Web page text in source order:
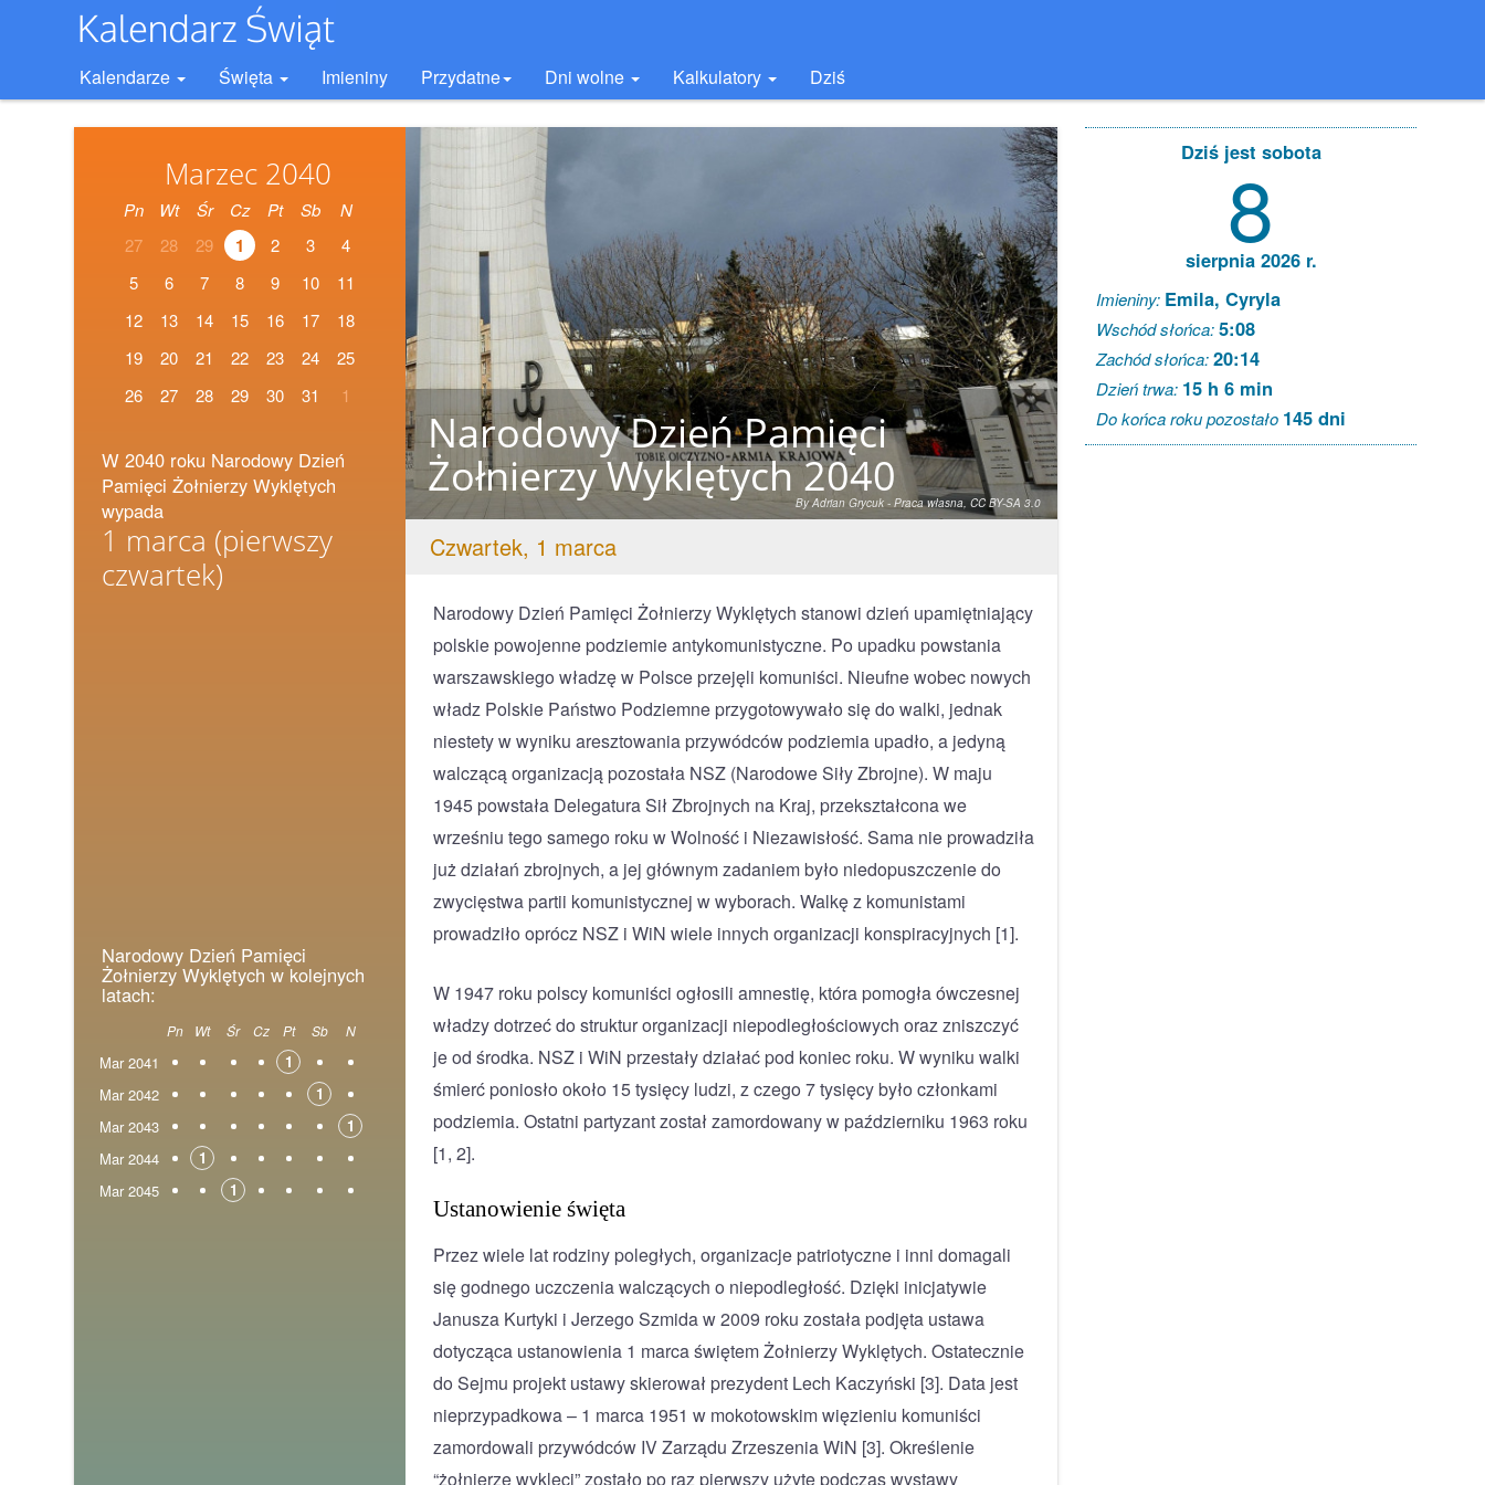
Kalendarze Święta Imieniny Przydatne Dni wolne Kalkulatory Dziś
Marzec 2040
Pn Wt Śr Cz Pt Sb
N
27
28 29 1 2 3
4
5
6 7 8 9 10
11
12
13 14 15 16 17
18
19
20 21 22 23 24
25
26
27 28 29 30 31 1
W 2040 roku Narodowy Dzień
Pamięci Żołnierzy Wyklętych
wypada
1 marca (pierwszy
czwartek)
Narodowy Dzień Pamięci
Żołnierzy Wyklętych w kolejnych
latach:
Pn Wt Śr Cz Pt Sb N
Mar 2041
1
Mar 2042
1
Mar 2043
1
Mar 2044
1
Mar 2045
1
Narodowy Dzień Pamięci
Żołnierzy Wyklętych 2040
Czwartek, 1 marca
By Adrian Grycuk - Praca własna, CC BY-SA 3.0
Narodowy Dzień Pamięci Żołnierzy Wyklętych stanowi dzień upamiętniający
polskie powojenne podziemie antykomunistyczne. Po upadku powstania
warszawskiego władzę w Polsce przejęli komuniści. Nieufne wobec nowych
władz Polskie Państwo Podziemne przygotowywało się do walki, jednak
niestety w wyniku aresztowania przywódców podziemia upadło, a jedyną
walczącą organizacją pozostała NSZ (Narodowe Siły Zbrojne). W maju
1945 powstała Delegatura Sił Zbrojnych na Kraj, przekształcona we
wrześniu tego samego roku w Wolność i Niezawisłość. Sama nie prowadziła
już działań zbrojnych, a jej głównym zadaniem było niedopuszczenie do
zwycięstwa partii komunistycznej w wyborach. Walkę z komunistami
prowadziło oprócz NSZ i WiN wiele innych organizacji konspiracyjnych [1].
W 1947 roku polscy komuniści ogłosili amnestię, która pomogła ówczesnej
władzy dotrzeć do struktur organizacji niepodległościowych oraz zniszczyć
je od środka. NSZ i WiN przestały działać pod koniec roku. W wyniku walki
śmierć poniosło około 15 tysięcy ludzi, z czego 7 tysięcy było członkami
podziemia. Ostatni partyzant został zamordowany w październiku 1963 roku
[1, 2].
Ustanowienie święta
Przez wiele lat rodziny poległych, organizacje patriotyczne i inni domagali
się godnego uczczenia walczących o niepodległość. Dzięki inicjatywie
Janusza Kurtyki i Jerzego Szmida w 2009 roku została podjęta ustawa
dotycząca ustanowienia 1 marca świętem Żołnierzy Wyklętych. Ostatecznie
do Sejmu projekt ustawy skierował prezydent Lech Kaczyński [3]. Data jest
nieprzypadkowa – 1 marca 1951 w mokotowskim więzieniu komuniści
zamordowali przywódców IV Zarządu Zrzeszenia WiN [3]. Określenie
“żołnierze wyklęci” zostało po raz pierwszy użyte podczas wystawy
Dziś jest sobota
8
sierpnia 2026 r.
Imieniny: Emila, Cyryla
Wschód słońca:5:08
Zachód słońca:20:14
Dzień trwa: 15 h 6 min
Do końca roku pozostało 145 dni